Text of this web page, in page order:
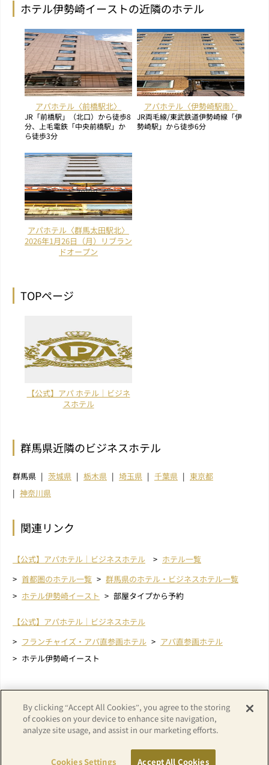
ホテル伊勢崎イーストの近隣のホテル
アパホテル〈前橋駅北〉
JR「前橋駅」（北口）から徒歩8
分、上毛電鉄「中央前橋駅」か
ら徒歩3分
アパホテル〈伊勢崎駅南〉
JR両毛線/東武鉄道伊勢崎線「伊
勢崎駅」から徒歩6分
アパホテル〈群馬太田駅北〉
2026年1月26日（月）リブラン
ドオープン
TOPページ
【公式】アパ ホテル｜ビジネ
スホテル
群馬県近隣のビジネスホテル
群馬県 茨城県 栃木県 埼玉県 千葉県
東京都
神奈川県
関連リンク
【公式】アパホテル｜ビジネスホテル
ホテル一覧
首都圏のホテル一覧
群馬県のホテル・ビジネスホテル一覧
ホテル伊勢崎イースト
部屋タイプから予約
【公式】アパホテル｜ビジネスホテル
フランチャイズ・アパ直参画ホテル
アパ直参画ホテル
ホテル伊勢崎イースト
By clicking “Accept All Cookies”, you agree to the storing
of cookies on your device to enhance site navigation,
analyze site usage, and assist in our marketing efforts.
Cookies Settings Accept All Cookies